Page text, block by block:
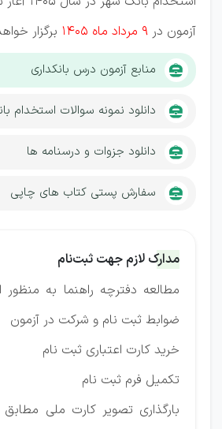
آزمون در 9 مرداد ماه 1405 برگزار
منابع آزمون درس بانکداری
دانلود نمونه سوالات استخدام
دانلود جزوات و درسنامه ها
سفارش پستی کتاب های چاپی
مدارک لازم جهت ثبت‌نام
مطالعه دفترچه راهنما به منظور
ضوابط ثبت نام و شرکت در آزمون
خرید کارت اعتباری ثبت نام
تکمیل فرم ثبت نام
بارگذاری تصویر کارت ملی